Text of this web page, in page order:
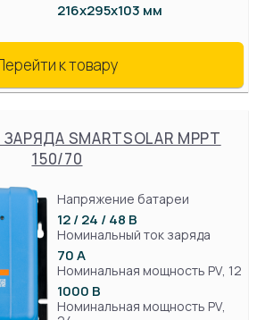
216x295x103 мм
к товару
SMARTSOLAR MPPT
150/70
Напряжение батареи
12 / 24 / 48 В
Номинальный ток заряда
70 А
Номинальная мощность PV, 12
1000 В
Номинальная мощность PV,